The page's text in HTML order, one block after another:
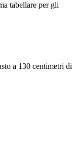
tabellare per gli
a 130 centimetri di